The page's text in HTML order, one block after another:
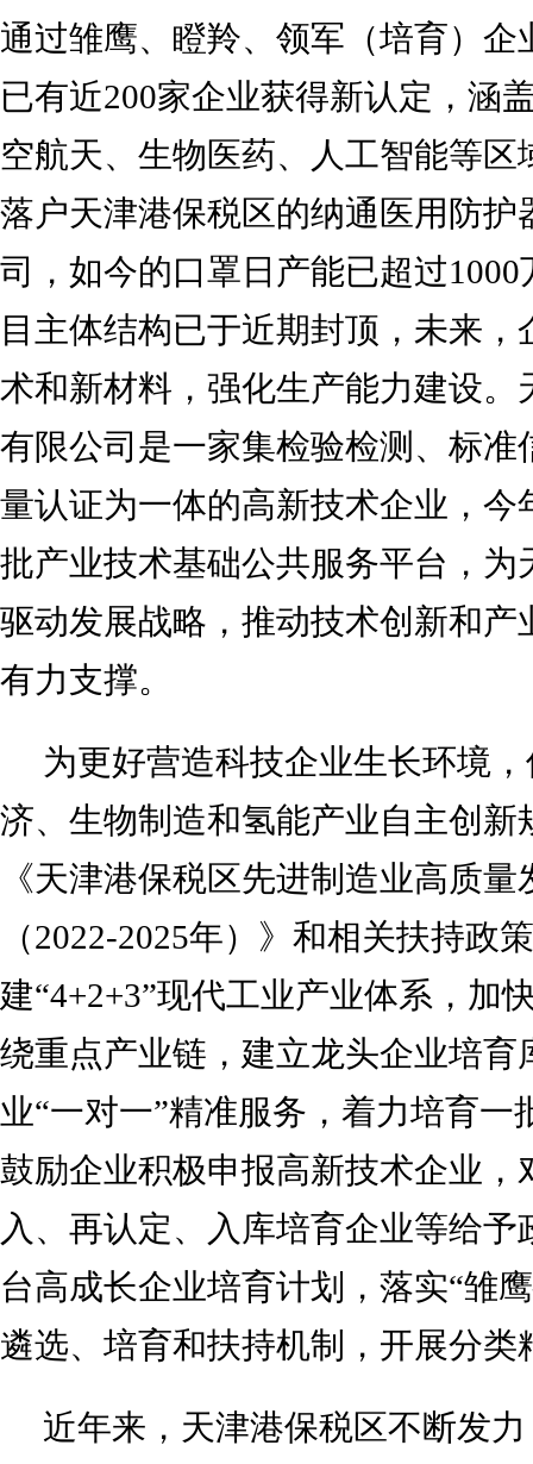
通过雏鹰、瞪羚、领军（培育）企
已有近200家企业获得新认定，涵
空航天、生物医药、人工智能等区
落户天津港保税区的纳通医用防护
司，如今的口罩日产能已超过
目主体结构已于近期封顶，未来
术和新材料，强化生产能力建设。
有限公司是一家集检验检测、标准
量认证为一体的高新技术企业，今
批产业技术基础公共服务平台，为
驱动发展战略，推动技术创新和产
有力支撑。
为更好营造科技企业生长环境
济、生物制造和氢能产业自主创新
《天津港保税区先进制造业高质
（2022-2025年）》和相关扶持政
建“4+2+3”现代工业产业体系，加
绕重点产业链，建立龙头企业培育
业“一对一”精准服务，着力培育一
鼓励企业积极申报高新技术企业，
入、再认定、入库培育企业等给
台高成长企业培育计划，落实“雏
遴选、培育和扶持机制，开展分类
近年来，天津港保税区不断发